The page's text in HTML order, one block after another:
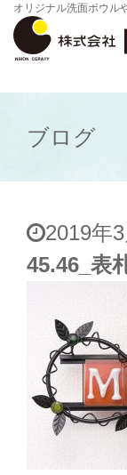
オリジナル洗面ボウル
ブログ
2019年
45.46_表